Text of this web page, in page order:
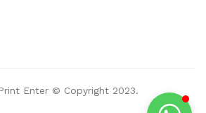
Enter © Copyright 2023.